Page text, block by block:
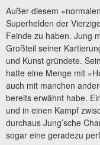
Außer diesem
Superhelden der
Feinde zu haben. Jung
Großteil seiner
und Kunst gründete.
hatte eine Menge mit
auch mit manchen
bereits erwähnt habe.
und in einen Kampf
durchaus Jung’sche
sogar eine geradezu